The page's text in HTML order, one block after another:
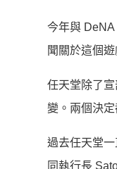
今年與
聞關於這個
任天堂除了
變。兩個決
過去任天堂
同執行長